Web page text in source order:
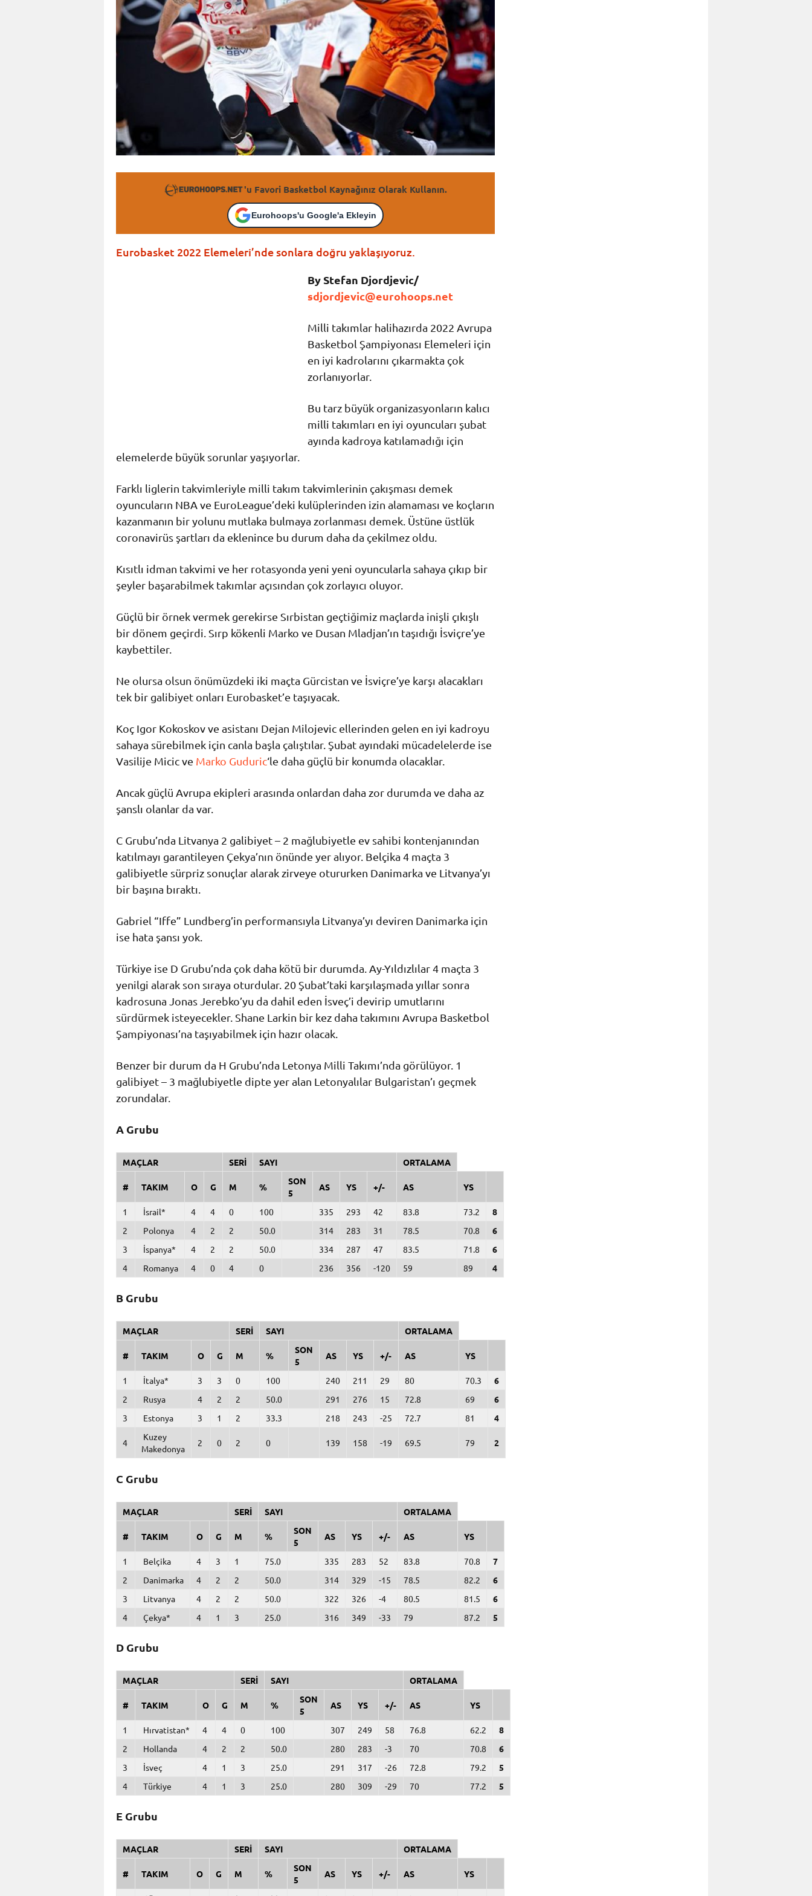
'u Favori Basketbol Kaynağınız Olarak Kullanın.
Eurohoops'u Google'a Ekleyin
Eurobasket 2022 Elemeleri’nde sonlara doğru yaklaşıyoruz.
By Stefan Djordjevic/
sdjordjevic@eurohoops.net
Milli takımlar halihazırda 2022 Avrupa
Basketbol Şampiyonası Elemeleri için
en iyi kadrolarını çıkarmakta çok
zorlanıyorlar.
Bu tarz büyük organizasyonların kalıcı
milli takımları en iyi oyuncuları şubat
ayında kadroya katılamadığı için
elemelerde büyük sorunlar yaşıyorlar.
Farklı liglerin takvimleriyle milli takım takvimlerinin çakışması demek
oyuncuların NBA ve EuroLeague’deki kulüplerinden izin alamaması ve koçların
kazanmanın bir yolunu mutlaka bulmaya zorlanması demek. Üstüne üstlük
coronavirüs şartları da eklenince bu durum daha da çekilmez oldu.
Kısıtlı idman takvimi ve her rotasyonda yeni yeni oyuncularla sahaya çıkıp bir
şeyler başarabilmek takımlar açısından çok zorlayıcı oluyor.
Güçlü bir örnek vermek gerekirse Sırbistan geçtiğimiz maçlarda inişli çıkışlı
bir dönem geçirdi. Sırp kökenli Marko ve Dusan Mladjan’ın taşıdığı İsviçre’ye
kaybettiler.
Ne olursa olsun önümüzdeki iki maçta Gürcistan ve İsviçre’ye karşı alacakları
tek bir galibiyet onları Eurobasket’e taşıyacak.
Koç Igor Kokoskov ve asistanı Dejan Milojevic ellerinden gelen en iyi kadroyu
sahaya sürebilmek için canla başla çalıştılar. Şubat ayındaki mücadelelerde ise
Vasilije Micic ve Marko Guduric‘le daha güçlü bir konumda olacaklar.
Ancak güçlü Avrupa ekipleri arasında onlardan daha zor durumda ve daha az
şanslı olanlar da var.
C Grubu’nda Litvanya 2 galibiyet – 2 mağlubiyetle ev sahibi kontenjanından
katılmayı garantileyen Çekya’nın önünde yer alıyor. Belçika 4 maçta 3
galibiyetle sürpriz sonuçlar alarak zirveye otururken Danimarka ve Litvanya’yı
bir başına bıraktı.
Gabriel “Iffe” Lundberg’in performansıyla Litvanya’yı deviren Danimarka için
ise hata şansı yok.
Türkiye ise D Grubu’nda çok daha kötü bir durumda. Ay-Yıldızlılar 4 maçta 3
yenilgi alarak son sıraya oturdular. 20 Şubat’taki karşılaşmada yıllar sonra
kadrosuna Jonas Jerebko’yu da dahil eden İsveç’i devirip umutlarını
sürdürmek isteyecekler. Shane Larkin bir kez daha takımını Avrupa Basketbol
Şampiyonası’na taşıyabilmek için hazır olacak.
Benzer bir durum da H Grubu’nda Letonya Milli Takımı’nda görülüyor. 1
galibiyet – 3 mağlubiyetle dipte yer alan Letonyalılar Bulgaristan’ı geçmek
zorundalar.
A Grubu
MAÇLAR SERİ SAYI ORTALAMA
# TAKIM O G M %
SON
5
AS YS +/- AS YS
1 İsrail* 4 4 0 100 335 293 42 83.8 73.2
8
2
Polonya 4 2 2 50.0 314 283 31 78.5 70.8
6
3
İspanya* 4 2 2 50.0 334 287 47 83.5 71.8
6
4
Romanya 4 0 4 0 236 356 -120 59 89 4
B Grubu
MAÇLAR SERİ SAYI ORTALAMA
# TAKIM O G M %
SON
5
AS YS +/- AS YS
1 İtalya* 3 3 0 100 240 211 29 80 70.3
6
2
Rusya 4 2 2 50.0 291 276 15 72.8 69
6
3
Estonya 3 1 2 33.3 218 243 -25 72.7 81 4
4
Kuzey
Makedonya
2 0 2 0 139 158 -19 69.5 79 2
C Grubu
MAÇLAR SERİ SAYI ORTALAMA
# TAKIM O G M %
SON
5
AS YS +/- AS YS
1 Belçika 4 3 1 75.0 335 283 52 83.8 70.8
7
2
Danimarka 4 2 2 50.0 314 329 -15 78.5 82.2
6
3
Litvanya 4 2 2 50.0 322 326 -4 80.5 81.5
6
4
Çekya* 4 1 3 25.0 316 349 -33 79 87.2 5
D Grubu
MAÇLAR SERİ SAYI ORTALAMA
# TAKIM O G M %
SON
5
AS YS +/- AS YS
1 Hırvatistan* 4 4 0 100 307 249 58 76.8 62.2
8
2
Hollanda 4 2 2 50.0 280 283 -3 70 70.8
6
3
İsveç 4 1 3 25.0 291 317 -26 72.8 79.2
5
4
Türkiye 4 1 3 25.0 280 309 -29 70 77.2 5
E Grubu
MAÇLAR SERİ SAYI ORTALAMA
# TAKIM O G M %
SON
5
AS YS +/- AS YS